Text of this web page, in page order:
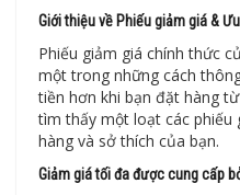
Giới thiệu về Phiếu giảm giá &
Phiếu giảm giá chính thức
một trong những cách
tiền hơn khi bạn đặt hàng
tìm thấy một loạt các
hàng và sở thích của bạn.
Giảm giá tối đa được cung cấp